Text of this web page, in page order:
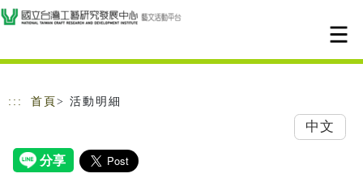
跳到主要內容
網站導覽
::: 首頁 > 活動明細
中文